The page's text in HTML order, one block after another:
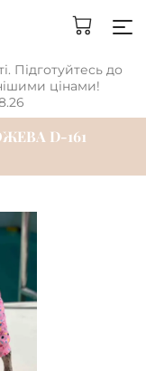
Підготуйтесь до
цінами!
D-161